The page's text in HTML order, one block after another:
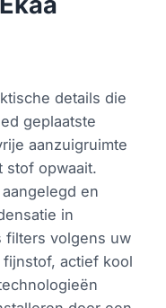
details die
geplaatste
aanzuigruimte
stof opwaait.
en
in
filters volgens uw
fijnstof, actief kool